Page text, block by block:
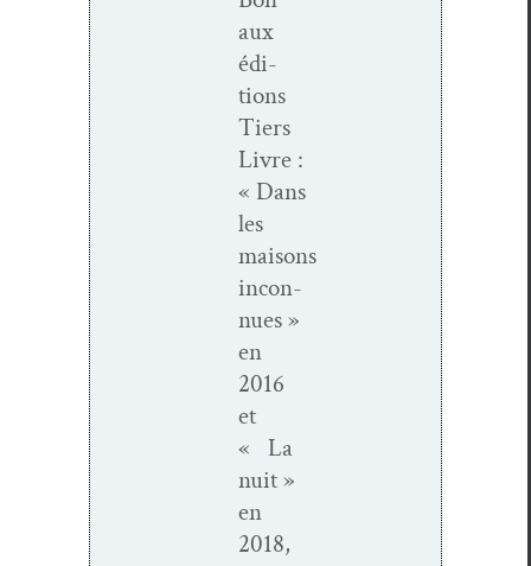
aux
édi­
tions
Tiers
Livre :
« Dans
les
maisons
incon­
nues »
en
2016
et
« La
nuit »
en
2018,